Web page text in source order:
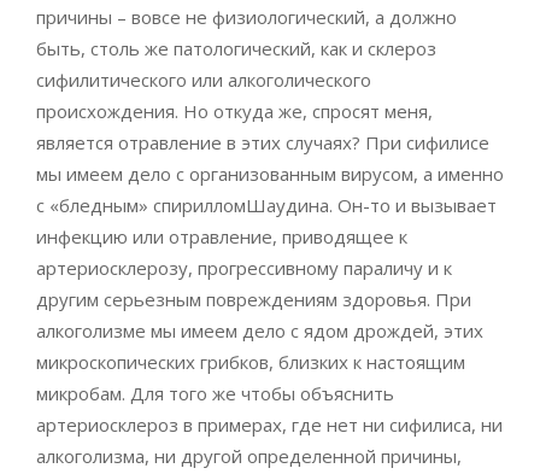
причины – вовсе не физиологический, а должно
быть, столь же патологический, как и склероз
сифилитического или алкоголического
происхождения. Но откуда же, спросят меня,
является отравление в этих случаях? При сифилисе
мы имеем дело с организованным вирусом, а именно
с «бледным» спирилломШаудина. Он-то и вызывает
инфекцию или отравление, приводящее к
артериосклерозу, прогрессивному параличу и к
другим серьезным повреждениям здоровья. При
алкоголизме мы имеем дело с ядом дрождей, этих
микроскопических грибков, близких к настоящим
микробам. Для того же чтобы объяснить
артериосклероз в примерах, где нет ни сифилиса, ни
алкоголизма, ни другой определенной причины,